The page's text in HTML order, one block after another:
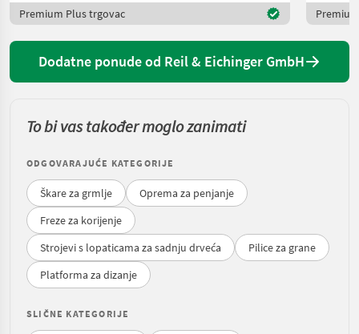
Premium Plus trgovac
Dodatne ponude od Reil & Eichinger GmbH
To bi vas također moglo zanimati
ODGOVARAJUĆE KATEGORIJE
Škare za grmlje
Oprema za penjanje
Freze za korijenje
Strojevi s lopaticama za sadnju drveća
Pilice za grane
Platforma za dizanje
SLIČNE KATEGORIJE